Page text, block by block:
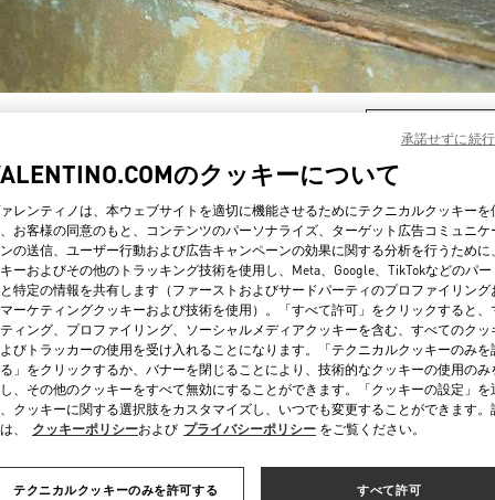
新着アイテム
のクッキーについて
レンティノは、本ウェブサイトを適切に機能させるためにテクニカルクッキーを
お客様の同意のもと、コンテンツのパーソナライズ、ターゲット広告コミュニケ
の送信、ユーザー行動および広告キャンペーンの効果に関する分析を行うために
ーおよびその他のトラッキング技術を使用し、Meta、Google、TikTokなどのパー
特定の情報を共有します（ファーストおよびサードパーティのプロファイリング
ーケティングクッキーおよび技術を使用）。「すべて許可」をクリックすると、
ィング、プロファイリング、ソーシャルメディアクッキーを含む、すべてのクッ
びトラッカーの使用を受け入れることになります。「テクニカルクッキーのみを
」をクリックするか、バナーを閉じることにより、技術的なクッキーの使用のみ
、その他のクッキーをすべて無効にすることができます。「クッキーの設定」を
クッキーに関する選択肢をカスタマイズし、いつでも変更することができます。
、
クッキーポリシーおよび プライバシーポリシー をご覧ください。
テクニカルクッキーのみを許可する すべて許可
承諾せずに続